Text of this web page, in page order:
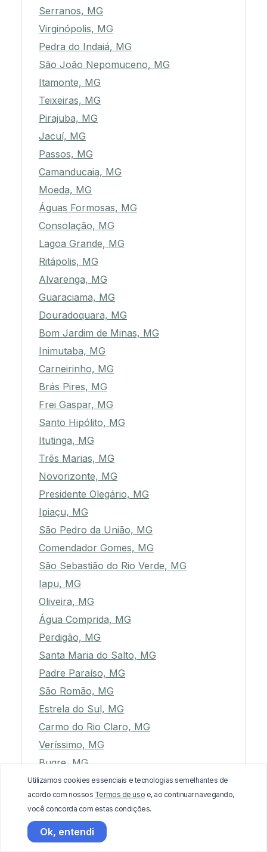
Serranos, MG
Virginópolis, MG
Pedra do Indaiá, MG
São João Nepomuceno, MG
Itamonte, MG
Teixeiras, MG
Pirajuba, MG
Jacuí, MG
Passos, MG
Camanducaia, MG
Moeda, MG
Águas Formosas, MG
Consolação, MG
Lagoa Grande, MG
Ritápolis, MG
Alvarenga, MG
Guaraciama, MG
Douradoquara, MG
Bom Jardim de Minas, MG
Inimutaba, MG
Carneirinho, MG
Brás Pires, MG
Frei Gaspar, MG
Santo Hipólito, MG
Itutinga, MG
Três Marias, MG
Novorizonte, MG
Presidente Olegário, MG
Ipiaçu, MG
São Pedro da União, MG
Comendador Gomes, MG
São Sebastião do Rio Verde, MG
Iapu, MG
Oliveira, MG
Água Comprida, MG
Perdigão, MG
Santa Maria do Salto, MG
Padre Paraíso, MG
São Romão, MG
Estrela do Sul, MG
Carmo do Rio Claro, MG
Veríssimo, MG
Bugre, MG
Alpinópolis, MG
Fortaleza de Minas, MG
Bonito de Minas, MG
Utilizamos cookies essenciais e tecnologias semelhantes de
acordo com nossos Termos de uso e, ao continuar navegando,
você concorda com estas condições.
Ok, entendi